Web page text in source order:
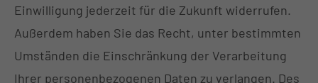
Einwilligung jederzeit für die Zukunft widerrufen.
Außerdem haben Sie das Recht, unter bestimmten
Umständen die Einschränkung der Verarbeitung
Ihrer personenbezogenen Daten zu verlangen. Des